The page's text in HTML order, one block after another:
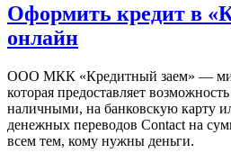
Оформить кредит в
онлайн
ООО МКК «Кредитный заем» —
которая предоставляет
наличными, на банковскую карту
денежных переводов Contact на
всем тем, кому нужны деньги.